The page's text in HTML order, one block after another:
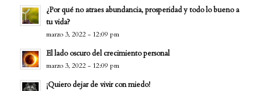
¿Por qué no atraes abundancia, prosperidad y todo lo bueno a
tu vida?
marzo 3, 2022 - 12:09 pm
El lado oscuro del crecimiento personal
marzo 3, 2022 - 12:09 pm
¡Quiero dejar de vivir con miedo!